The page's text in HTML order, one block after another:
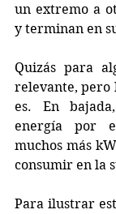
un extremo a
y terminan en
Quizás para
relevante, pero
es. En
energía por
muchos más
consumir en la
Para ilustrar